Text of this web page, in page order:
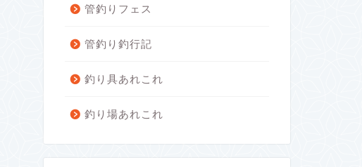
管釣りフェス
管釣り釣行記
釣り具あれこれ
釣り場あれこれ